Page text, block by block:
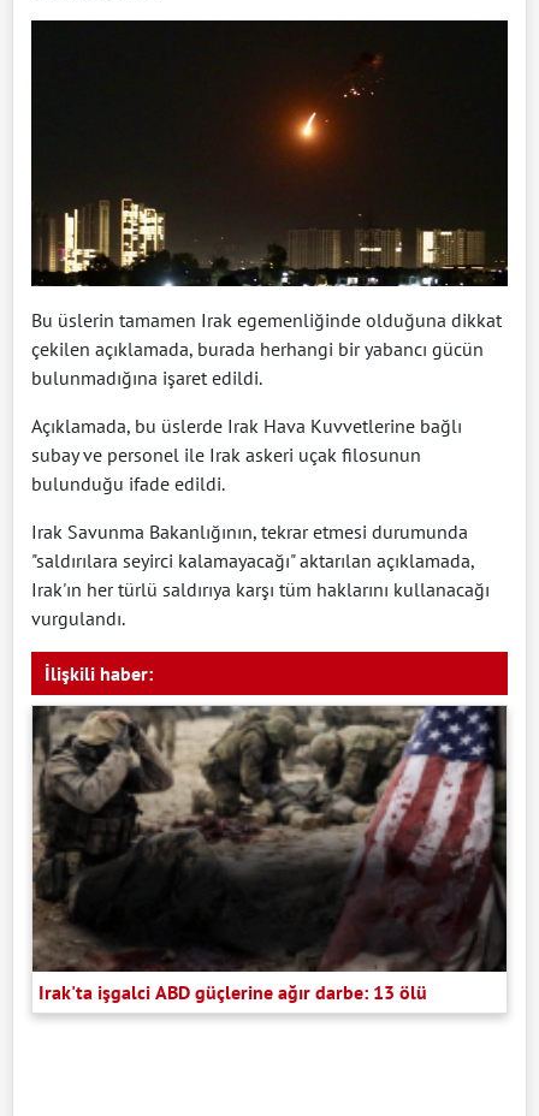
Bu üslerin tamamen Irak egemenliğinde olduğuna dikkat
çekilen açıklamada, burada herhangi bir yabancı gücün
bulunmadığına işaret edildi.
Açıklamada, bu üslerde Irak Hava Kuvvetlerine bağlı
subay ve personel ile Irak askeri uçak filosunun
bulunduğu ifade edildi.
Irak Savunma Bakanlığının, tekrar etmesi durumunda
"saldırılara seyirci kalamayacağı" aktarılan açıklamada,
Irak'ın her türlü saldırıya karşı tüm haklarını kullanacağı
vurgulandı.
İlişkili haber:
Irak'ta işgalci ABD güçlerine ağır darbe: 13 ölü